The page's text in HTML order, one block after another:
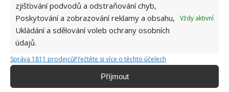
zjišťování podvodů a odstraňování chyb,
Poskytování a zobrazování reklamy a obsahu,
Ukládání a sdělování voleb ochrany osobních
údajů.
Vždy aktivní
Správa 1811 prodejcůPřečtěte si více o těchto účelech
Příjmout
DOMÁCNOST MYŠI ZAHRADA
Hana Musilová
Do redakce Bydlimeutulne.cz se
přidala během svých studií a práce